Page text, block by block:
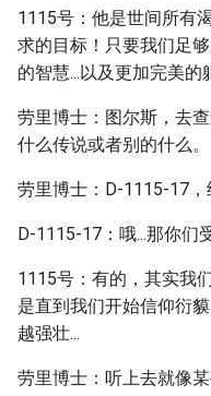
1115号：他是世间所有
求的目标！只要我们足
的智慧...以及更加完美的
劳里博士：图尔斯，去
什么传说或者别的什么。
劳里博士：D-1115-17，
D-1115-17：哦...那你们
1115号：有的，其实我
是直到我们开始信仰衍
越强壮...
劳里博士：听上去就像